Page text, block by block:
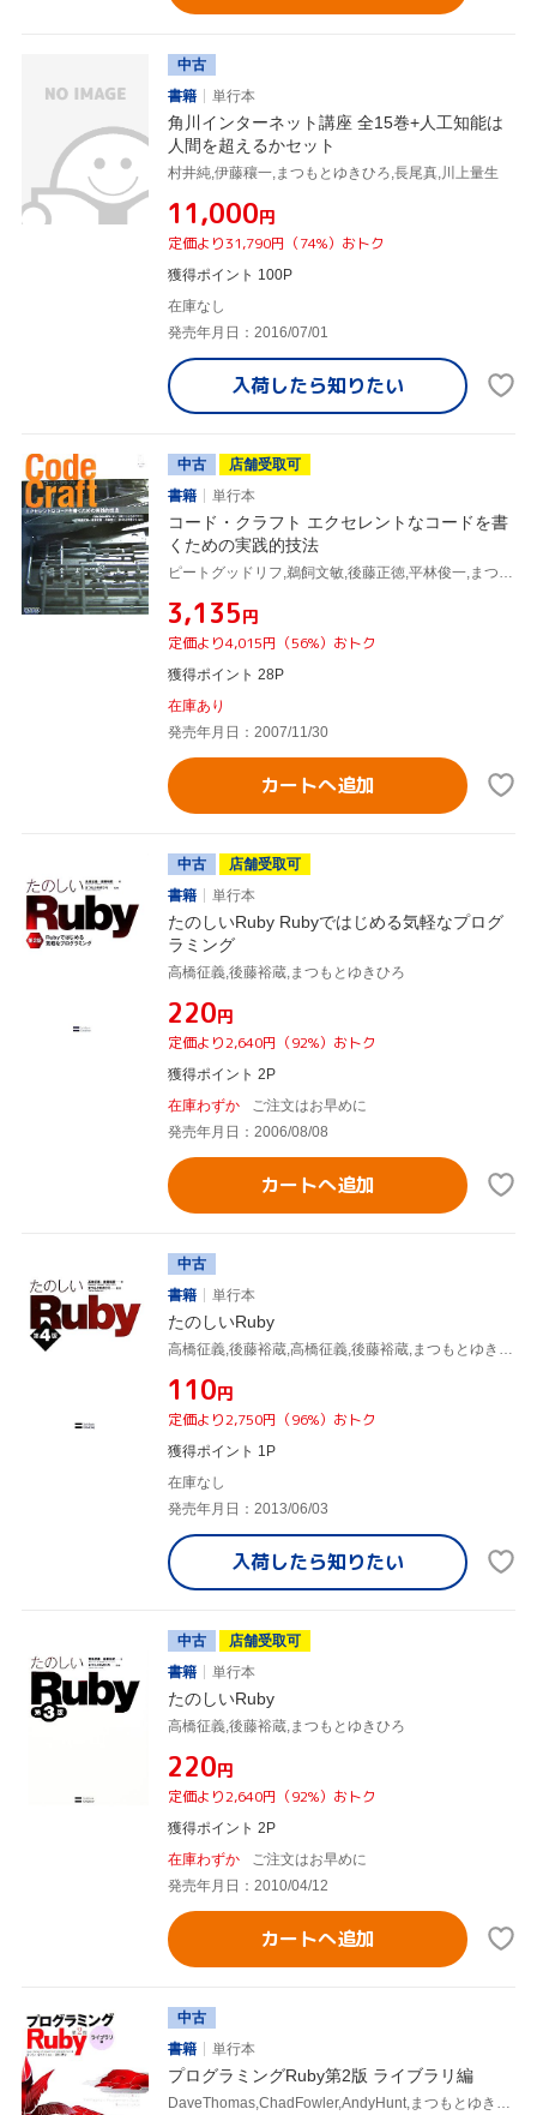
中古
書籍
単行本
角川インターネット講座 全15巻+人工知能は
人間を超えるかセット
村井純,伊藤穰一,まつもとゆきひろ,長尾真,川上量生
¥11,000円
定価より31,790円（74%）おトク
獲得ポイント 100P
在庫なし
発売年月日：2016/07/01
入荷したら知りたい
中古
店舗受取可
書籍
単行本
コード・クラフト エクセレントなコードを書
くための実践的技法
¥3,135円
定価より4,015円（56%）おトク
獲得ポイント 28P
在庫あり
発売年月日：2007/11/30
カートへ追加
中古
店舗受取可
書籍
単行本
たのしいRuby Rubyではじめる気軽なプログ
ラミング
高橋征義,後藤裕蔵,まつもとゆきひろ
¥220円
定価より2,640円（92%）おトク
獲得ポイント 2P
在庫わずか
ご注文はお早めに
発売年月日：2006/08/08
カートへ追加
中古
書籍
単行本
たのしいRuby
¥110円
定価より2,750円（96%）おトク
獲得ポイント 1P
在庫なし
発売年月日：2013/06/03
入荷したら知りたい
中古
店舗受取可
書籍
単行本
たのしいRuby
高橋征義,後藤裕蔵,まつもとゆきひろ
¥220円
定価より2,640円（92%）おトク
獲得ポイント 2P
在庫わずか
ご注文はお早めに
発売年月日：2010/04/12
カートへ追加
中古
書籍
単行本
プログラミングRuby第2版 ライブラリ編